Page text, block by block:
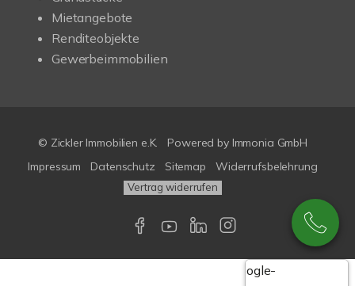
Mietangebote
Renditeobjekte
Gewerbeimmobilien
© Zickler Immobilien e.K.
Powered by Immonia GmbH
Impressum
Datenschutz Sitemap Widerrufsbelehrung
Vertrag widerrufen
Google-